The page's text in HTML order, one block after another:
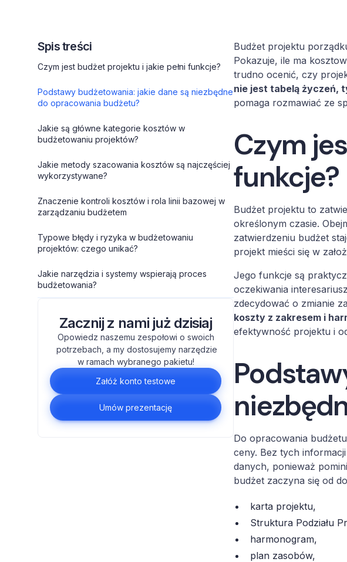
Spis treści
Czym jest budżet projektu i jakie pełni funkcje?
Podstawy budżetowania: jakie dane są niezbędne
do opracowania budżetu?
Jakie są główne kategorie kosztów w
budżetowaniu projektów?
Jakie metody szacowania kosztów są najczęściej
wykorzystywane?
Znaczenie kontroli kosztów i rola linii bazowej w
zarządzaniu budżetem
Typowe błędy i ryzyka w budżetowaniu
projektów: czego unikać?
Jakie narzędzia i systemy wspierają proces
budżetowania?
Zacznij z nami już dzisiaj
Opowiedz naszemu zespołowi o swoich
potrzebach, a my dostosujemy narzędzie
w ramach wybranego pakietu!
Załóż konto testowe
Umów prezentację
Budżet projektu
Pokazuje, ile ma
trudno ocenić, czy
nie jest tabelą życzeń,
pomaga rozmawiać ze
Czym
funkcje?
Budżet projektu to
określonym czasie.
zatwierdzeniu budżet
projekt mieści się w
Jego funkcje są
oczekiwania
zdecydować o zmianie
koszty z zakresem i
efektywność projektu i
Do opracowania
ceny. Bez tych
danych, ponieważ
budżet zaczyna się od
karta projektu,
Struktura Podziału
harmonogram,
plan zasobów,